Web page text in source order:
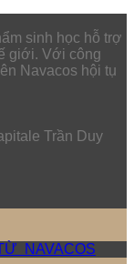
sinh học hỗ trợ
giới. Với công
Navacos hội tụ
Trần Duy
NAVACOS